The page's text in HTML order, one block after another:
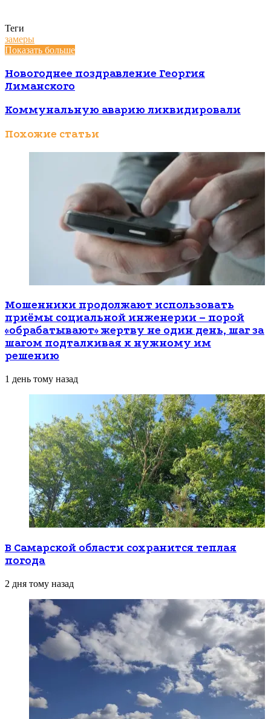
Теги
замеры
Показать больше
Новогоднее поздравление Георгия
Лиманского
Коммунальную аварию ликвидировали
Похожие статьи
Мошенники продолжают использовать
приёмы социальной инженерии – порой
«обрабатывают» жертву не один день, шаг за
шагом подталкивая к нужному им
решению
1 день тому назад
В Самарской области сохранится теплая
погода
2 дня тому назад